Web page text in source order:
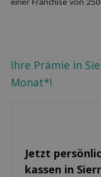
Ihre Prämie in
Monat*!
Jetzt
kassen in